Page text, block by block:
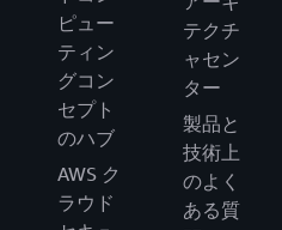
ピュー
ティン
グコン
セプト
のハブ
AWS ク
ラウド
テクチ
ャセン
ター
製品と
技術上
のよく
ある質